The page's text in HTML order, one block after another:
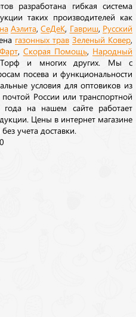
разработана гибкая система
таких производителей как
Аэлита,СеДеК Гавриш Русский
газонных трав Зеленый Ковер
Фарт, Скорая Помощь Народный
и многих других. Мы с
посева и функциональности
условия для оптовиков из
почтой России или транспортной
на нашем сайте работает
Цены в интернет магазине
учета доставки.